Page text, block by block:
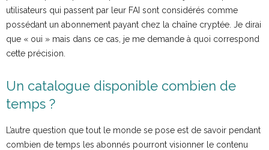
utilisateurs qui passent par leur FAI sont considérés comme
possédant un abonnement payant chez la chaîne cryptée. Je dirai
que « oui » mais dans ce cas, je me demande à quoi correspond
cette précision.
Un catalogue disponible combien de
temps ?
L’autre question que tout le monde se pose est de savoir pendant
combien de temps les abonnés pourront visionner le contenu